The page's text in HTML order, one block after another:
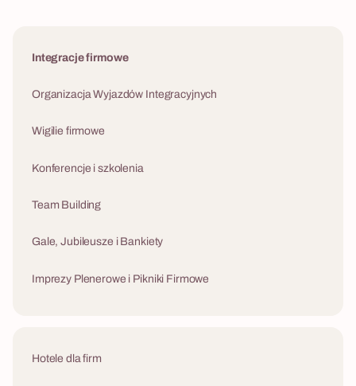
Integracje firmowe
Organizacja Wyjazdów Integracyjnych
Wigilie firmowe
Konferencje i szkolenia
Team Building
Gale, Jubileusze i Bankiety
Imprezy Plenerowe i Pikniki Firmowe
Hotele dla firm